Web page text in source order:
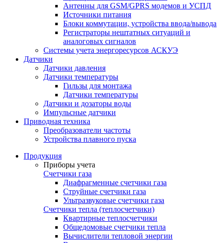
Антенны для GSM/GPRS модемов и УСПД
Источники питания
Блоки коммутации, устройства ввода/вывода
Регистраторы нештатных ситуаций и
аналоговых сигналов
Системы учета энергоресурсов АСКУЭ
Датчики
Датчики давления
Датчики температуры
Гильзы для монтажа
Датчики температуры
Датчики и дозаторы воды
Импульсные датчики
Приводная техника
Преобразователи частоты
Устройства плавного пуска
Продукция
Приборы учета
Счетчики газа
Диафрагменные счетчики газа
Струйные счетчики газа
Ультразвуковые счетчики газа
Счетчики тепла (теплосчетчики)
Квартирные теплосчетчики
Общедомовые счетчики тепла
Вычислители тепловой энергии